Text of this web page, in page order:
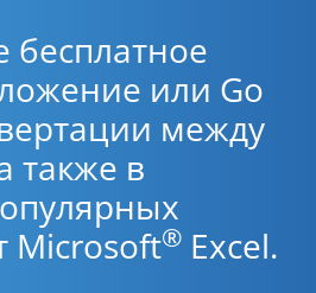
бесплатное
или Go
между
также в
Microsoft® Excel.